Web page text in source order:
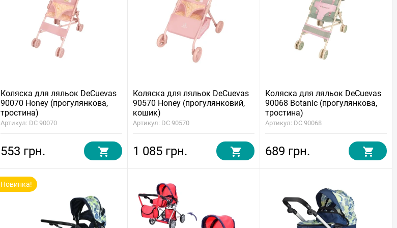
Коляска для ляльок DeCuevas
90070 Honey (прогулянкова,
тростина)
Артикул: DC 90070
553 грн.
Коляска для ляльок DeCuevas
90570 Honey (прогулянковий,
кошик)
Артикул: DC 90570
1 085 грн.
Коляска для ляльок DeCuevas
90068 Botanic (прогулянкова,
тростина)
Артикул: DC 90068
689 грн.
Новинка!